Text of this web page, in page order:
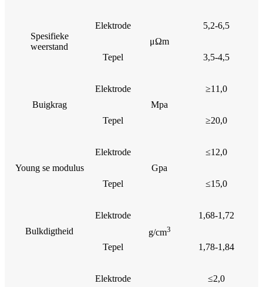
Spesifieke
weerstand
Elektrode
μΩm
5,2-6,5
Tepel 3,5-4,5
Buigkrag
Elektrode
Mpa
≥11,0
Tepel ≥20,0
Young se modulus
Elektrode
Gpa
≤12,0
Tepel ≤15,0
Bulkdigtheid
Elektrode
g/cm3
1,68-1,72
Tepel 1,78-1,84
Elektrode
≤2,0